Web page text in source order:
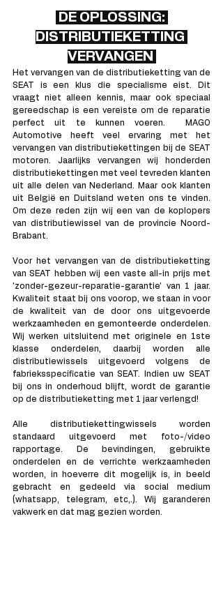
DE OPLOSSING:
DISTRIBUTIEKETTING
VERVANGEN
Het vervangen van de distributieketting van de
SEAT is een klus die specialisme eist. Dit
vraagt niet alleen kennis, maar ook speciaal
gereedschap is een vereiste om de reparatie
perfect uit te kunnen voeren.  MAGO
Automotive heeft veel ervaring met het
vervangen van distributiekettingen bij de SEAT
motoren. Jaarlijks vervangen wij honderden
distributiekettingen met veel tevreden klanten
uit alle delen van Nederland. Maar ook klanten
uit België en Duitsland weten ons te vinden.
Om deze reden zijn wij een van de koplopers
van distributiewissel van de provincie Noord-
Brabant.
Voor het vervangen van de distributieketting
van SEAT hebben wij een vaste all-in prijs met
'zonder-gezeur-reparatie-garantie' van 1 jaar.
Kwaliteit staat bij ons voorop, we staan in voor
de kwaliteit van de door ons uitgevoerde
werkzaamheden en gemonteerde onderdelen.
Wij werken uitsluitend met originele en 1ste
klasse onderdelen, daarbij worden alle
distributiewissels uitgevoerd volgens de
fabrieksspecificatie van SEAT. Indien uw SEAT
bij ons in onderhoud blijft, wordt de garantie
op de distributieketting met 1 jaar verlengd!
Alle distributiekettingwissels worden
standaard uitgevoerd met foto-/video
rapportage. De bevindingen, gebruikte
onderdelen en de verrichte werkzaamheden
worden, in hoeverre dit mogelijk is, in beeld
gebracht en gedeeld via social medium
(whatsapp, telegram, etc,.). Wij garanderen
vakwerk en dat mag gezien worden.